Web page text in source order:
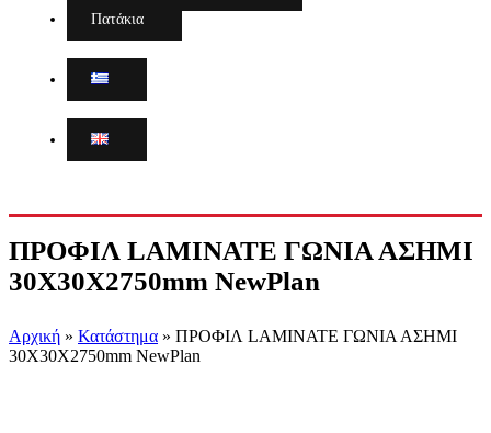
Πατάκια
ΠΡΟΦΙΛ LAMINATE ΓΩΝΙΑ ΑΣΗΜΙ
30Χ30Χ2750mm NewPlan
Αρχική » Κατάστημα » ΠΡΟΦΙΛ LAMINATE ΓΩΝΙΑ ΑΣΗΜΙ
30Χ30Χ2750mm NewPlan